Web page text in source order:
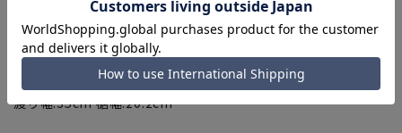
渡り幅:34.2cm 裾幅:19.6cm
[91]ウエスト:93cm ヒップ:109.8cm 股上:25cm 股下:91cm
渡り幅:34.3cm 裾幅:19.8cm
[94]ウエスト:96cm ヒップ:112.5cm 股上:25cm 股下:91cm
渡り幅:35cm 裾幅:20.2cm